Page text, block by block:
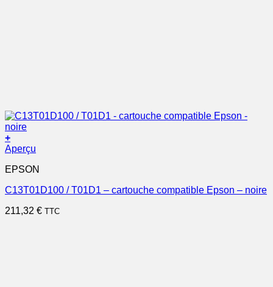
+
Aperçu
EPSON
C13T01D100 / T01D1 – cartouche compatible Epson – noire
211,32 € TTC